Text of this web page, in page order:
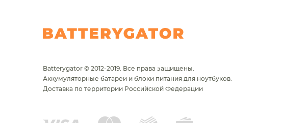
Batterygator © 2012-2019. Все права защищены.
Аккумуляторные батареи и блоки питания для ноутбуков.
Доставка по территории Российской Федерации